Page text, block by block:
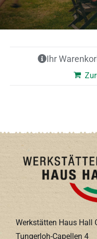
Ihr
Werkstätten Haus Hall
Tungerloh-Capellen 4